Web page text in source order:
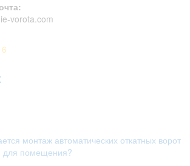
vorota.com
монтаж автоматических откатных ворот
для помещения?